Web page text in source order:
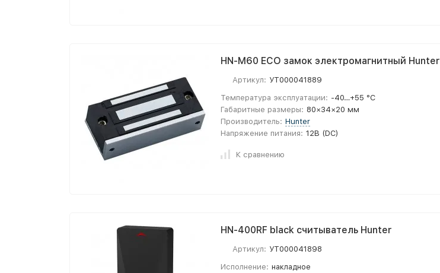
HN-M60 ECO замок электромагнитный Hunter
Артикул: УТ000041889
Температура эксплуатации: -40…+55 °С
Габаритные размеры: 80×34×20 мм
Производитель: Hunter
Напряжение питания: 12В (DC)
К сравнению
HN-400RF black считыватель Hunter
Артикул: УТ000041898
Исполнение: накладное